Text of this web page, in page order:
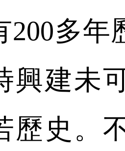
200多年
興建未
歷史。